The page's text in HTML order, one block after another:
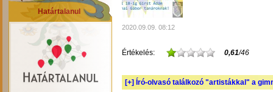
Határtalanul
2020.09.09. 08:12
Értékelés: 0,61/46
[+] Író-olvasó találkozó "artistákkal" a